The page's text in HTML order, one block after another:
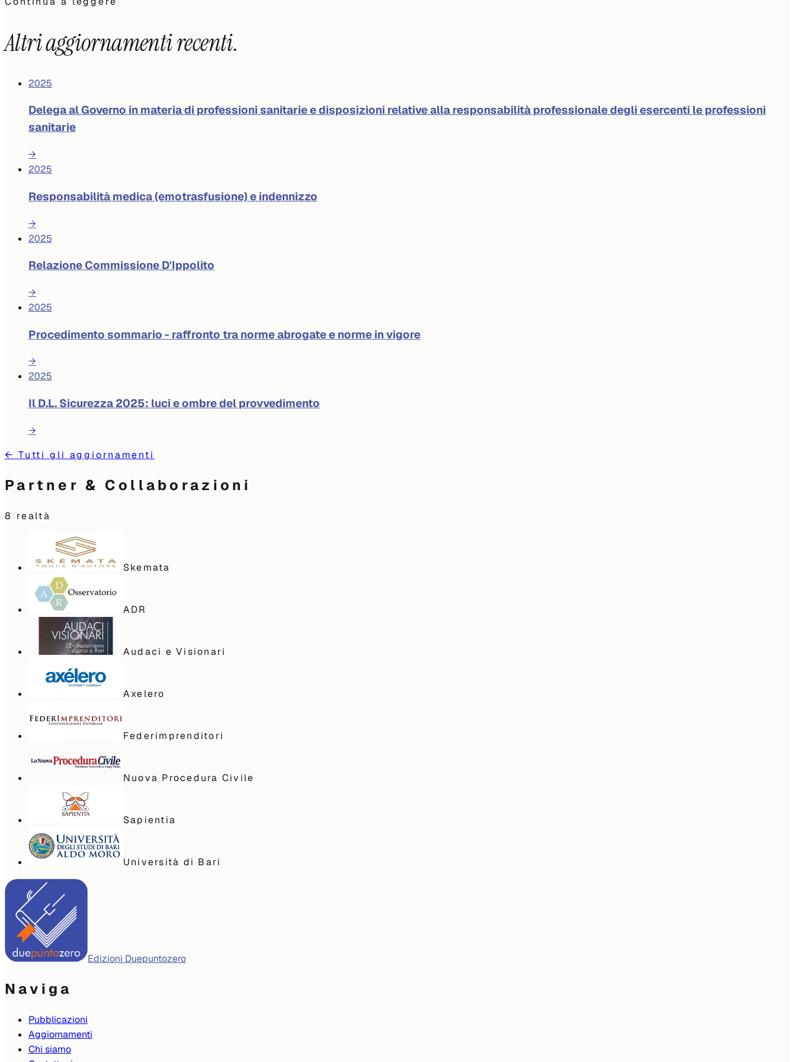
Altri aggiornamenti recenti.
2025
Delega al Governo in materia di professioni sanitarie e disposizioni relative alla responsabilità professionale degli esercenti le professioni
sanitarie
→
2025
Responsabilità medica (emotrasfusione) e indennizzo
→
2025
Relazione Commissione D'Ippolito
→
2025
Procedimento sommario - raffronto tra norme abrogate e norme in vigore
→
2025
Il D.L. Sicurezza 2025: luci e ombre del provvedimento
→
← Tutti gli aggiornamenti
Partner & Collaborazioni
8 realtà
Skemata
ADR
Audaci e Visionari
Axelero
Federimprenditori
Nuova Procedura Civile
Sapientia
Università di Bari
Edizioni Duepuntozero
Naviga
Pubblicazioni
Aggiornamenti
Chi siamo